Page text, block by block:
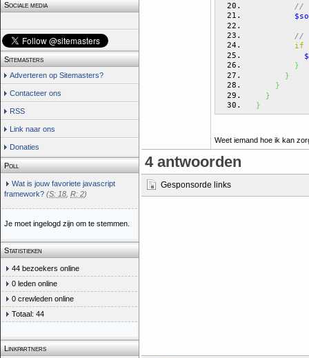
Sociale media
Sitemasters
Adverteren op Sitemasters?
Contacteer ons
RSS
Link naar ons
Donaties
Poll
Wat is jouw favoriete javascript
framework? (S: 18 R: 2)
Je moet ingelogd zijn om te stemmen.
Statistieken
44 bezoekers online
0 leden online
0 crewleden online
Totaal: 44
Linkpartners
//
//
if
}
}
}
}
}
Weet iemand hoe ik kan
4 antwoorden
Gesponsorde links